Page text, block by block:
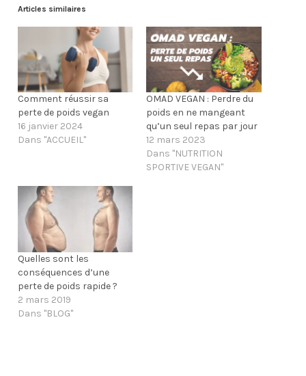
p
o
u
r
t
a
g
e
r
s
u
r
F
o
o
k
(
o
u
v
r
e
d
a
n
s
u
n
p
o
u
r
p
a
r
t
a
e
r
s
u
r
T
e
d
a
n
s
u
Articles similaires
Comment réussir sa
perte de poids vegan
16 janvier 2024
Dans "ACCUEIL"
OMAD VEGAN : Perdre du
poids en ne mangeant
qu’un seul repas par jour
12 mars 2023
Dans "NUTRITION
SPORTIVE VEGAN"
Quelles sont les
conséquences d’une
perte de poids rapide ?
2 mars 2019
Dans "BLOG"